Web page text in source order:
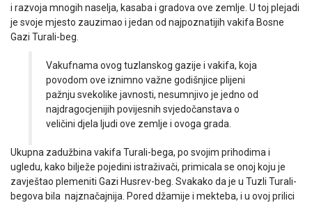
i razvoja mnogih naselja, kasaba i gradova ove zemlje. U toj plejadi
je svoje mjesto zauzimao i jedan od najpoznatijih vakifa Bosne
Gazi Turali-beg.
Vakufnama ovog tuzlanskog gazije i vakifa, koja
povodom ove iznimno važne godišnjice plijeni
pažnju svekolike javnosti, nesumnjivo je jedno od
najdragocjenijih povijesnih svjedočanstava o
veličini djela ljudi ove zemlje i ovoga grada.
Ukupna zadužbina vakifa Turali-bega, po svojim prihodima i
ugledu, kako bilježe pojedini istraživači, primicala se onoj koju je
zavještao plemeniti Gazi Husrev-beg. Svakako da je u Tuzli Turali-
begova bila najznačajnija. Pored džamije i mekteba, i u ovoj prilici